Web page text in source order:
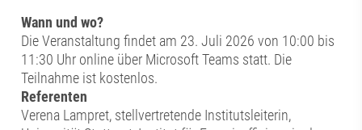
Wann und wo?
Die Veranstaltung findet am 23. Juli 2026 von 10:00 bis
11:30 Uhr online über Microsoft Teams statt. Die
Teilnahme ist kostenlos.
Referenten
Verena Lampret, stellvertretende Institutsleiterin,